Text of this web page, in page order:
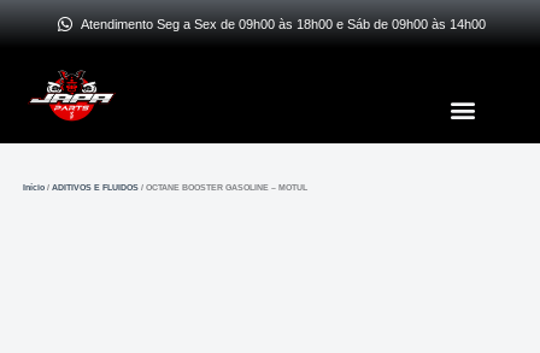
Ir
conteúdo
Atendimento Seg a Sex de 09h00 às 18h00 e Sáb de 09h00 às 14h00
Menu
Início /ADITIVOS E FLUIDOS / OCTANE BOOSTER GASOLINE – MOTUL